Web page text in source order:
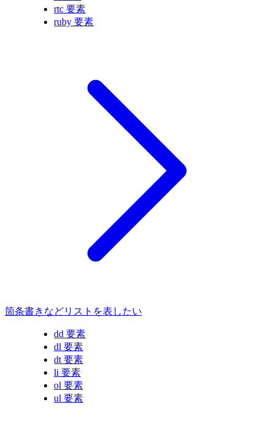
rtc 要素
ruby 要素
箇条書きなどリストを表したい
dd 要素
dl 要素
dt 要素
li 要素
ol 要素
ul 要素